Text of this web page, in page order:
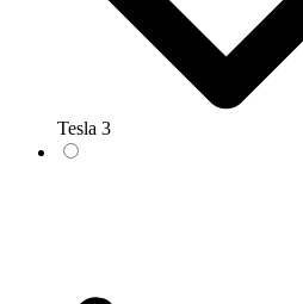
Tesla 3